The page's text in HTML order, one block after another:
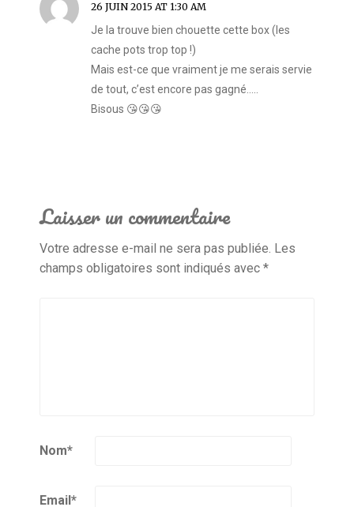
26 JUIN 2015 AT 1:30 AM
Je la trouve bien chouette cette box (les
cache pots trop top !)
Mais est-ce que vraiment je me serais servie
de tout, c’est encore pas gagné…..
Bisous 😘😘😘
Laisser un commentaire
Votre adresse e-mail ne sera pas publiée. Les
champs obligatoires sont indiqués avec *
Nom*
Email*